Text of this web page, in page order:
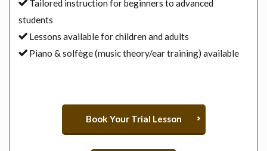
Tailored instruction for beginners to advanced
students
Lessons available for children and adults
Piano & solfège (music theory/ear training) available
Book Your Trial Lesson